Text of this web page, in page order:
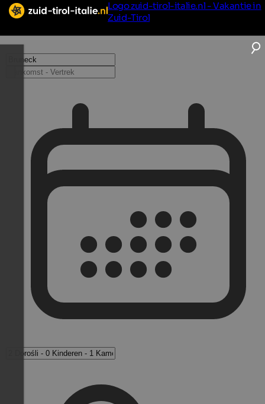
Logo zuid-tirol-italie.nl - Vakantie in
Zuid-Tirol